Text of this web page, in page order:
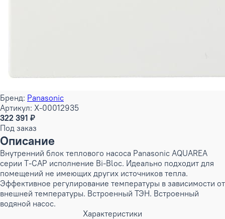
Бренд: Panasonic
Артикул: X-00012935
322 391 ₽
Под заказ
Описание
Внутренний блок теплового насоса Panasonic AQUAREA
серии T-CAP исполнение Bi-Bloc. Идеально подходит для
помещений не имеющих других источников тепла.
Эффективное регулирование температуры в зависимости от
внешней температуры. Встроенный ТЭН. Встроенный
водяной насос.
Характеристики